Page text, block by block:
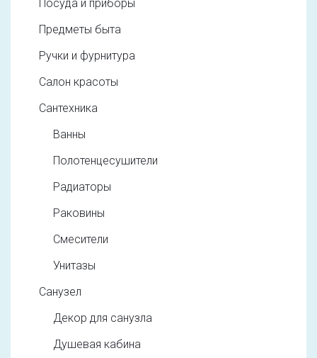
Посуда и приборы
Предметы быта
Ручки и фурнитура
Салон красоты
Сантехника
Ванны
Полотенцесушители
Радиаторы
Раковины
Смесители
Унитазы
Санузел
Декор для санузла
Душевая кабина